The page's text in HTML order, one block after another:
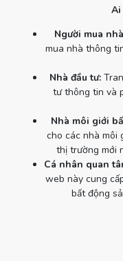
Ai
Người mua
mua nhà thông
Nhà đầu tư:
tư thông tin và
Nhà môi giới
cho các nhà môi
thị trường mới
Cá nhân quan
web này cung
bất động